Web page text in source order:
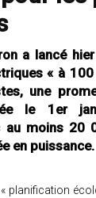
a lancé
« à
une
le 1er
au moins 20
en puissance.
planification